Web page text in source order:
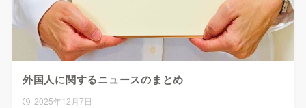
外国人に関するニュースのまとめ
2025年12月7日